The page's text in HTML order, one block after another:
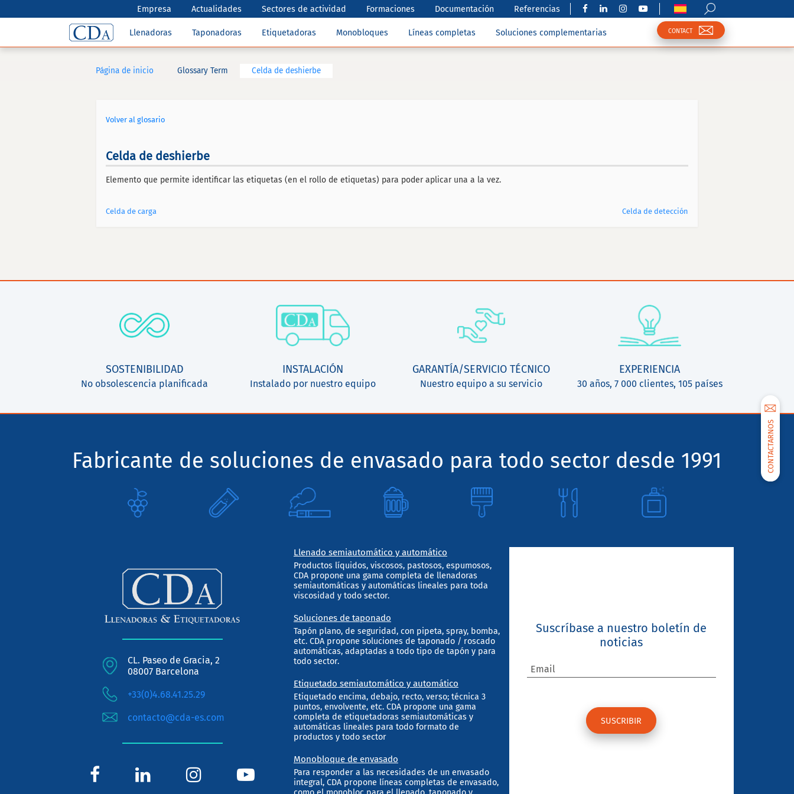
Empresa Actualidades Sectores de actividad Formaciones Documentación Referencias
Llenadoras Taponadoras Etiquetadoras Monobloques Líneas completas Soluciones complementarias CONTACT
CONTACTARNOS
Página de inicio Glossary Term Celda de deshierbe
Volver al glosario
Celda de deshierbe
Elemento que permite identificar las etiquetas (en el rollo de etiquetas) para poder aplicar una a la vez.
Celda de carga Celda de detección
SOSTENIBILIDAD
No obsolescencia planificada
INSTALACIÓN
Instalado por nuestro equipo
GARANTÍA/SERVICIO TÉCNICO
Nuestro equipo a su servicio
EXPERIENCIA
30 años, 7 000 clientes, 105 países
Fabricante de soluciones de envasado para todo sector desde 1991
CL. Paseo de Gracia, 2
08007 Barcelona
+33(0)4.68.41.25.29
contacto@cda-es.com
Llenado semiautomático y automático
Productos líquidos, viscosos, pastosos, espumosos,
CDA propone una gama completa de llenadoras
semiautomáticas y automáticas lineales para toda
viscosidad y todo sector.
Soluciones de taponado
Tapón plano, de seguridad, con pipeta, spray, bomba,
etc. CDA propone soluciones de taponado / roscado
automáticas, adaptadas a todo tipo de tapón y para
todo sector.
Etiquetado semiautomático y automático
Etiquetado encima, debajo, recto, verso; técnica 3
puntos, envolvente, etc. CDA propone una gama
completa de etiquetadoras semiautomáticas y
automáticas lineales para todo formato de
productos y todo sector
Monobloque de envasado
Para responder a las necesidades de un envasado
integral, CDA propone líneas completas de envasado,
Suscríbase a nuestro boletín de
noticias
Email